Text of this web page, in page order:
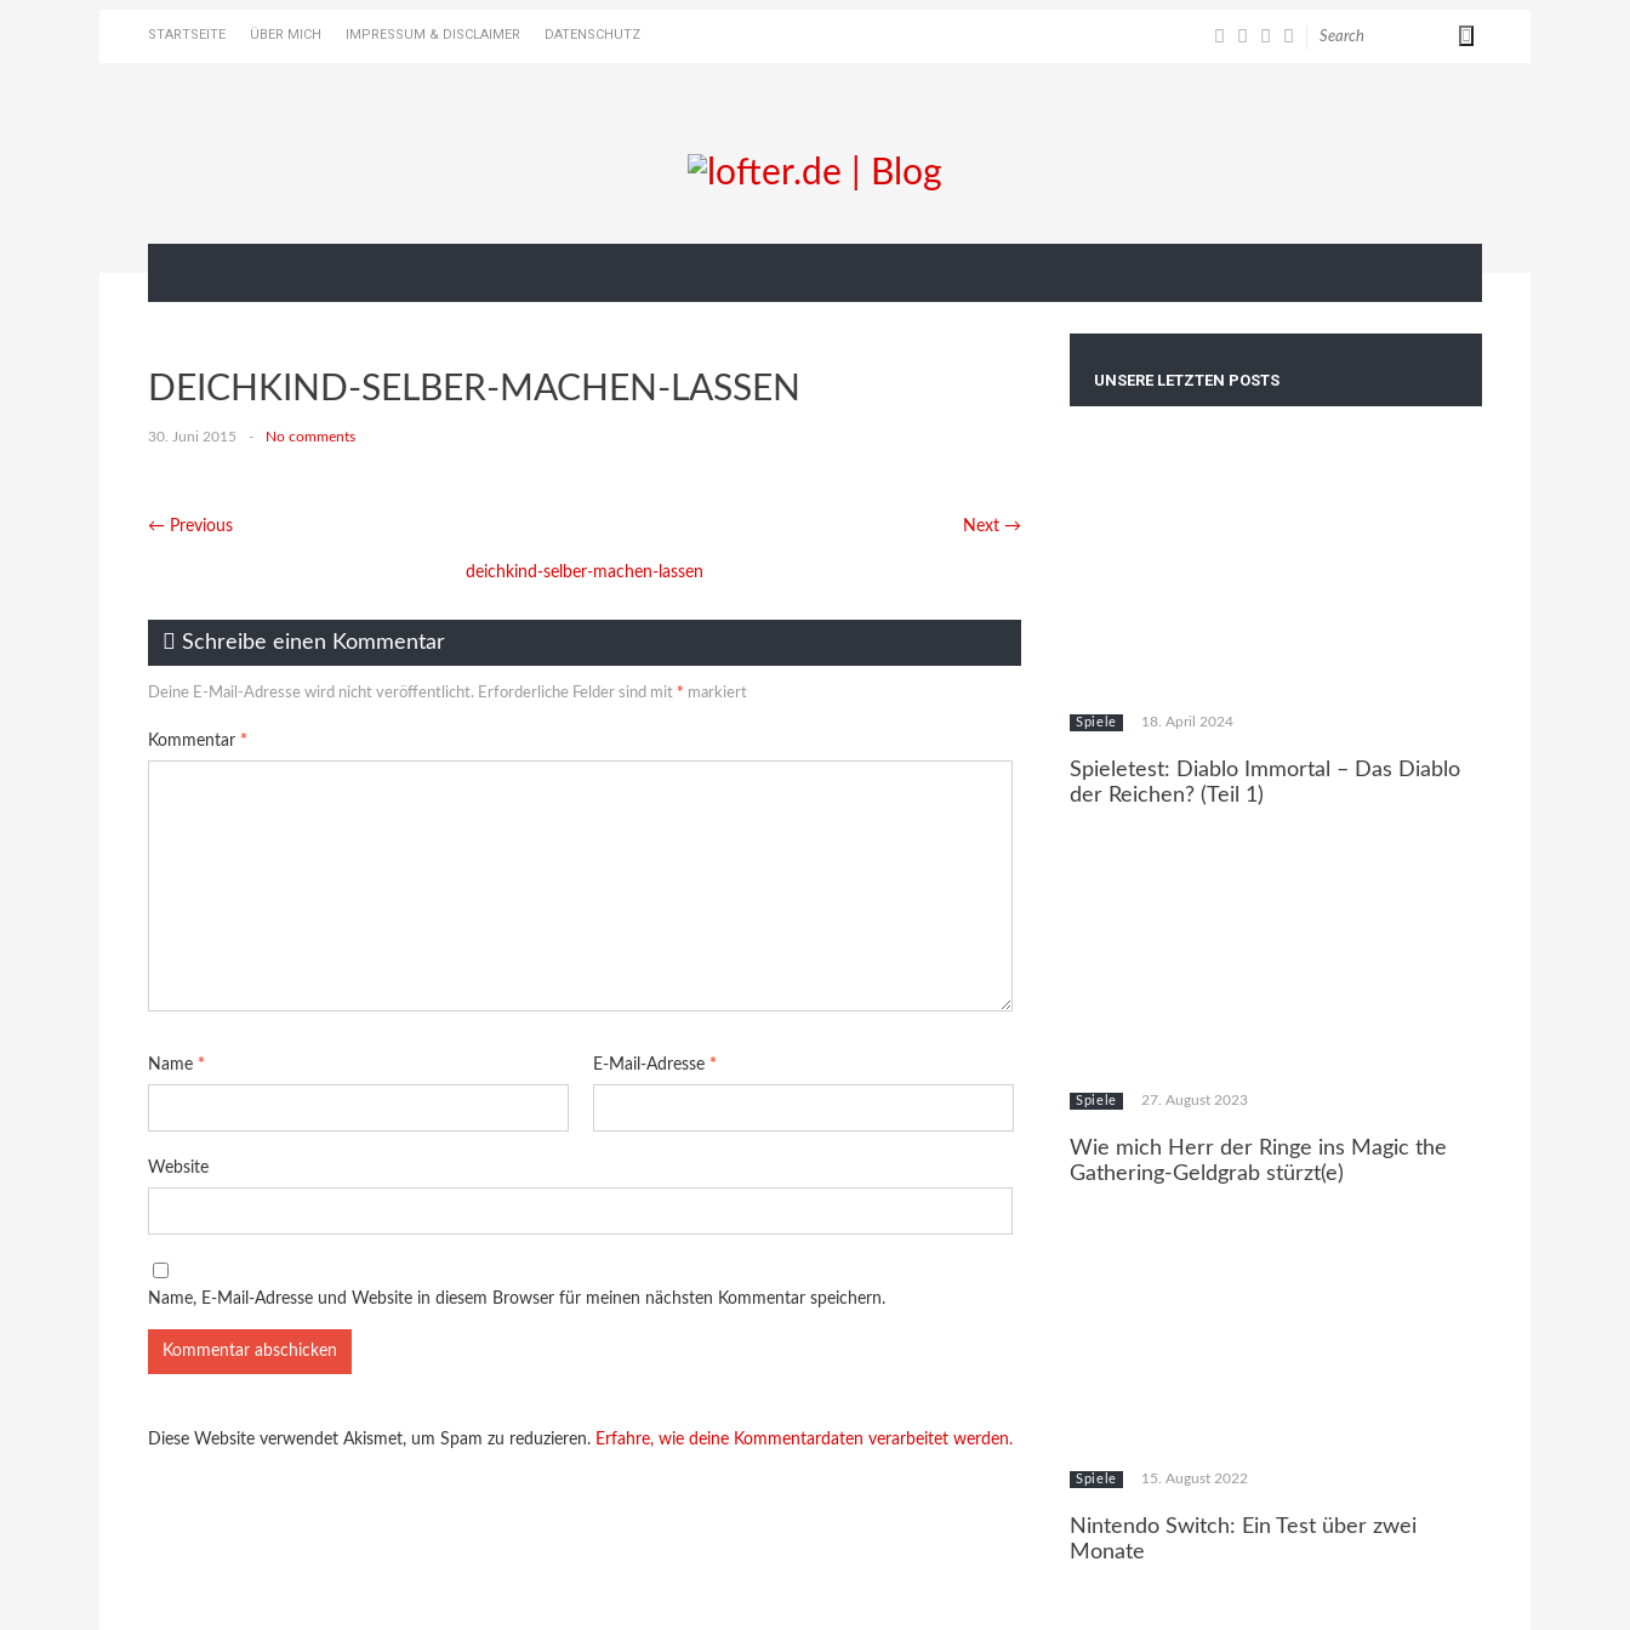
STARTSEITE ÜBER MICH IMPRESSUM & DISCLAIMER DATENSCHUTZ
DEICHKIND-SELBER-MACHEN-LASSEN
30. Juni 2015 - No comments
← Previous Next →
deichkind-selber-machen-lassen
Schreibe einen Kommentar
Deine E-Mail-Adresse wird nicht veröffentlicht. Erforderliche Felder sind mit * markiert
Kommentar *
Name * E-Mail-Adresse *
Website
Name, E-Mail-Adresse und Website in diesem Browser für meinen nächsten Kommentar speichern.
Diese Website verwendet Akismet, um Spam zu reduzieren. Erfahre, wie deine Kommentardaten verarbeitet werden.
UNSERE LETZTEN POSTS
Spiele 18. April 2024
Spieletest: Diablo Immortal – Das Diablo
der Reichen? (Teil 1)
Spiele 27. August 2023
Wie mich Herr der Ringe ins Magic the
Gathering-Geldgrab stürzt(e)
Spiele 15. August 2022
Nintendo Switch: Ein Test über zwei
Monate